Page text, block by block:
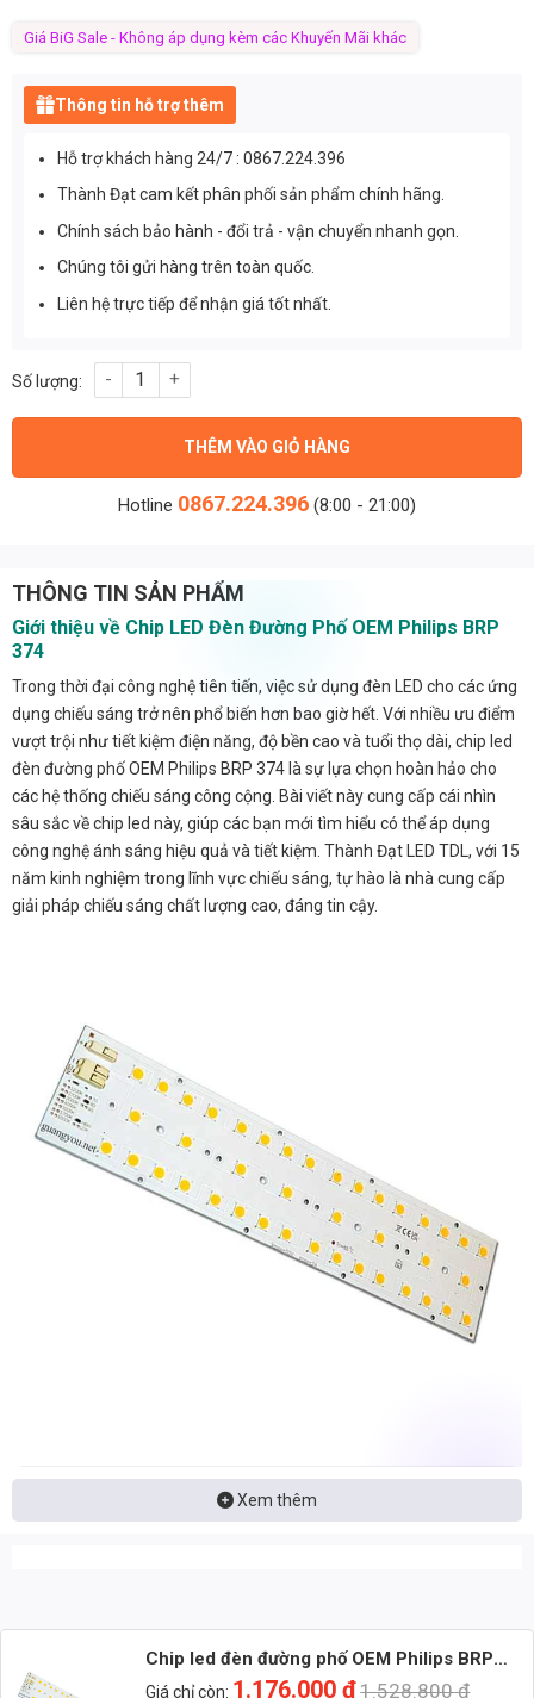
Giá BiG Sale - Không áp dụng kèm các Khuyến Mãi khác
Thông tin hỗ trợ thêm
Hỗ trợ khách hàng 24/7 : 0867.224.396
Thành Đạt cam kết phân phối sản phẩm chính hãng.
Chính sách bảo hành - đổi trả - vận chuyển nhanh gọn.
Chúng tôi gửi hàng trên toàn quốc.
Liên hệ trực tiếp để nhận giá tốt nhất.
Chip led đèn đường phố OEM Philips BRP 374 - Chip led SMD
THÊM VÀO GIỎ HÀNG
Hotline 0867.224.396 (8:00 - 21:00)
THÔNG TIN SẢN PHẨM
Giới thiệu về Chip LED Đèn Đường Phố OEM Philips BRP
374
Trong thời đại công nghệ tiên tiến, việc sử dụng đèn LED cho các ứng
dụng chiếu sáng trở nên phổ biến hơn bao giờ hết. Với nhiều ưu điểm
vượt trội như tiết kiệm điện năng, độ bền cao và tuổi thọ dài, chip led
đèn đường phố OEM Philips BRP 374 là sự lựa chọn hoàn hảo cho
các hệ thống chiếu sáng công cộng. Bài viết này cung cấp cái nhìn
sâu sắc về chip led này, giúp các bạn mới tìm hiểu có thể áp dụng
công nghệ ánh sáng hiệu quả và tiết kiệm. Thành Đạt LED TDL, với 15
năm kinh nghiệm trong lĩnh vực chiếu sáng, tự hào là nhà cung cấp
giải pháp chiếu sáng chất lượng cao, đáng tin cậy.
Nhận báo giá đèn LED – tư vấn nhanh & giá tận xưởng
Zalo 2 (Hỗ trợ nhanh)
Xem thêm
Chip led đèn đường phố OEM Philips BRP
374 – Chip led SMD công suất Max 480W
Giá chỉ còn: 1.176.000₫1.528.800₫